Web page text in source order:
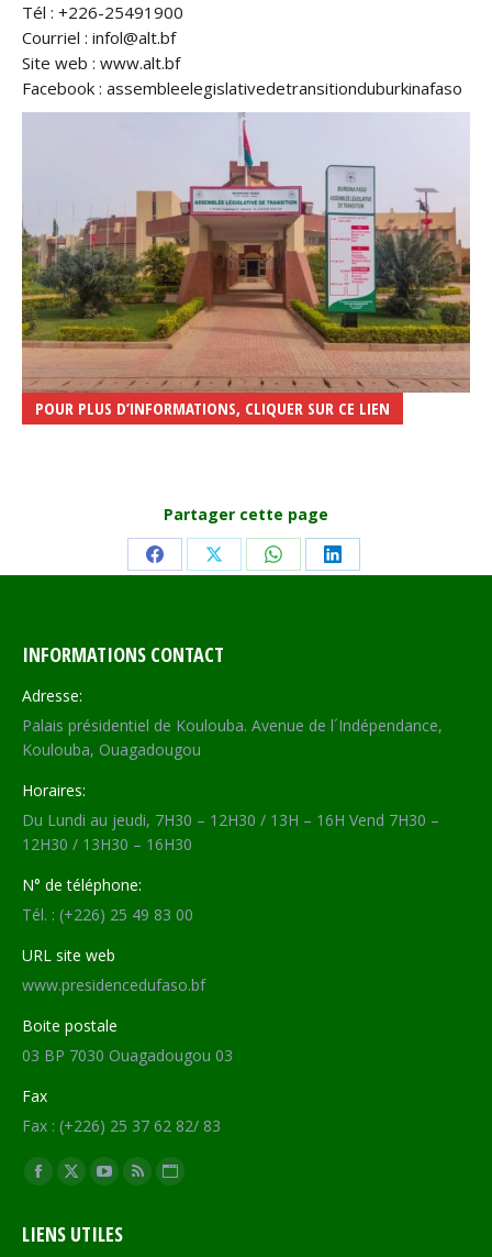
Tél : +226-25491900
Courriel : infol@alt.bf
Site web : www.alt.bf
Facebook : assembleelegislativedetransitionduburkinafaso
POUR PLUS D’INFORMATIONS, CLIQUER SUR CE LIEN
Partager cette page
Share Share Share Share
INFORMATIONS CONTACT
Adresse:
Palais présidentiel de Koulouba. Avenue de l´Indépendance,
Koulouba, Ouagadougou
Horaires:
Du Lundi au jeudi, 7H30 – 12H30 / 13H – 16H Vend 7H30 –
12H30 / 13H30 – 16H30
N° de téléphone:
Tél. : (+226) 25 49 83 00
URL site web
www.presidencedufaso.bf
Boite postale
03 BP 7030 Ouagadougou 03
Fax
Fax : (+226) 25 37 62 82/ 83
Trouvez nous sur :
Facebook
opens
X
opens
YouTube
opens
RSS Site
LIENS UTILES